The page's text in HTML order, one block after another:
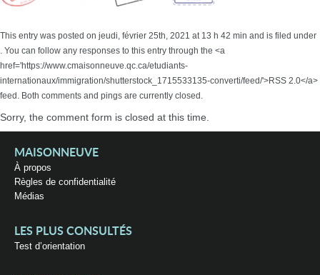
This entry was posted on jeudi, février 25th, 2021 at 13 h 42 min and is filed under
. You can follow any responses to this entry through the <a
href='https://www.cmaisonneuve.qc.ca/etudiants-
internationaux/immigration/shutterstock_1715533135-converti/feed/'>RSS 2.0</a>
feed. Both comments and pings are currently closed.
Sorry, the comment form is closed at this time.
MAISONNEUVE
À propos
Règles de confidentialité
Médias
LES PLUS CONSULTÉS
Test d’orientation